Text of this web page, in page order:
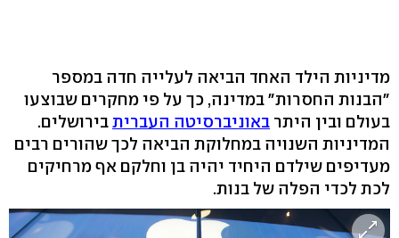
מדיניות הילד האחד הביאה לעלייה חדה במספר
"הבנות החסרות" במדינה, כך על פי מחקרים שבוצעו
בעולם ובין היתר באוניברסיטה העבריתבירושלים.
המדיניות השנויה במחלוקת הביאה לכך שהורים רבים
מעדיפים שילדם היחיד יהיה בן וחלקם אף מרחיקים
לכת לכדי הפלה של בנות.